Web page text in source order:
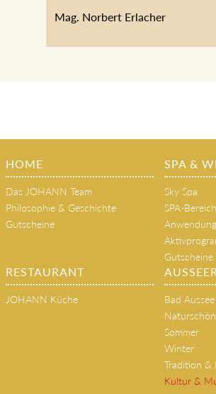
Mag. Norbert Erlacher
HOME
Das JOHANN Team
Philosophie & Geschichte
Gutscheine
SPA &
Sky Spa
SPA-
Gutscheine
RESTAURANT
JOHANN Küche
Bad Aussee
Sommer
Winter
Tradition &
Kultur &